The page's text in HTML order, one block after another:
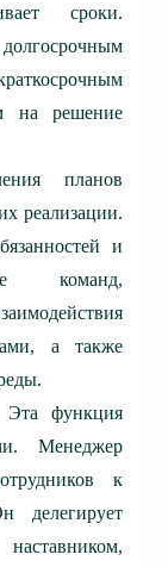
сроки.
на решение
планов
реализации.
и
команд,
а также
Эта функция
Менеджер
к
делегирует